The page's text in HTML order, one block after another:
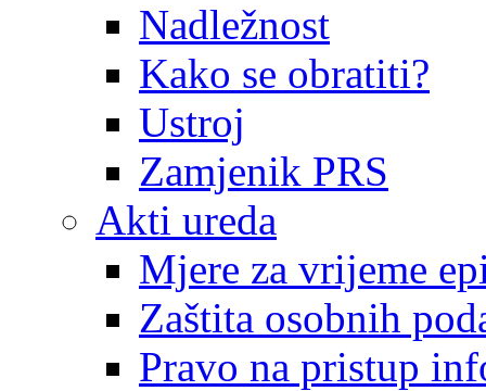
Nadležnost
Kako se obratiti?
Ustroj
Zamjenik PRS
Akti ureda
Mjere za vrijeme
Zaštita osobnih
Pravo na pristup